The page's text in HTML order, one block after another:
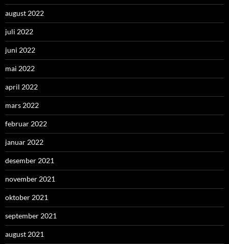
august 2022
juli 2022
juni 2022
mai 2022
april 2022
mars 2022
februar 2022
januar 2022
desember 2021
november 2021
oktober 2021
september 2021
august 2021